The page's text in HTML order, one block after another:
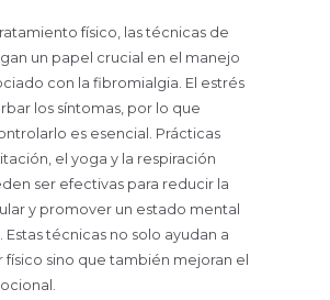
físico, las técnicas de
un papel crucial en el manejo
con la fibromialgia. El estrés
los síntomas, por lo que
es esencial. Prácticas
el yoga y la respiración
ser efectivas para reducir la
y promover un estado mental
Estas técnicas no solo ayudan a
físico sino que también mejoran el